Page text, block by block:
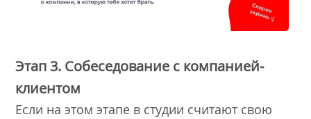
Этап 3. Собеседование с компанией-
клиентом
Если на этом этапе в студии считают свою